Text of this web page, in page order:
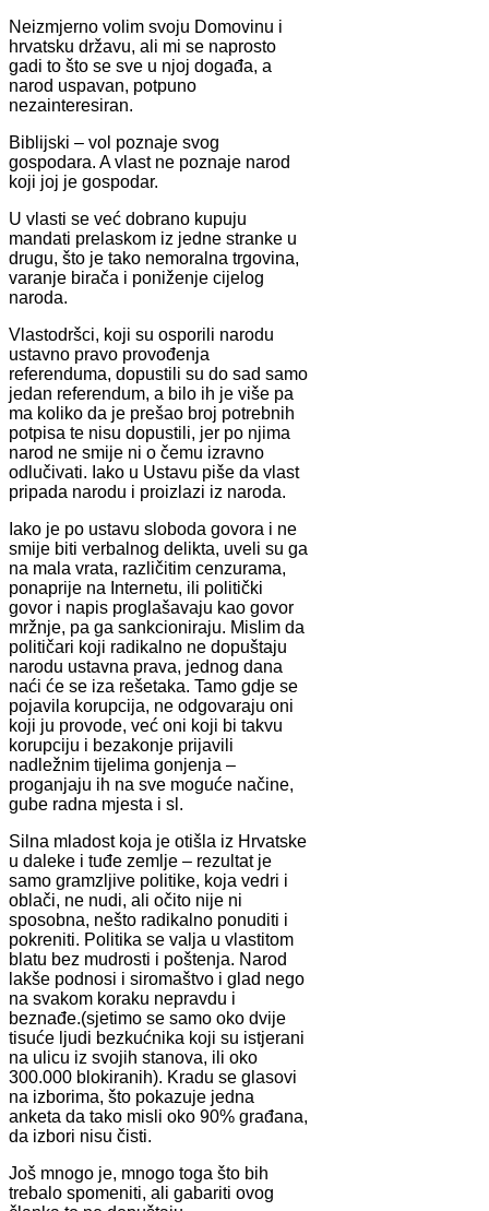
Neizmjerno volim svoju Domovinu i
hrvatsku državu, ali mi se naprosto
gadi to što se sve u njoj događa, a
narod uspavan, potpuno
nezainteresiran.
Biblijski – vol poznaje svog
gospodara. A vlast ne poznaje narod
koji joj je gospodar.
U vlasti se već dobrano kupuju
mandati prelaskom iz jedne stranke u
drugu, što je tako nemoralna trgovina,
varanje birača i poniženje cijelog
naroda.
Vlastodršci, koji su osporili narodu
ustavno pravo provođenja
referenduma, dopustili su do sad samo
jedan referendum, a bilo ih je više pa
ma koliko da je prešao broj potrebnih
potpisa te nisu dopustili, jer po njima
narod ne smije ni o čemu izravno
odlučivati. Iako u Ustavu piše da vlast
pripada narodu i proizlazi iz naroda.
Iako je po ustavu sloboda govora i ne
smije biti verbalnog delikta, uveli su ga
na mala vrata, različitim cenzurama,
ponaprije na Internetu, ili politički
govor i napis proglašavaju kao govor
mržnje, pa ga sankcioniraju. Mislim da
političari koji radikalno ne dopuštaju
narodu ustavna prava, jednog dana
naći će se iza rešetaka. Tamo gdje se
pojavila korupcija, ne odgovaraju oni
koji ju provode, već oni koji bi takvu
korupciju i bezakonje prijavili
nadležnim tijelima gonjenja –
proganjaju ih na sve moguće načine,
gube radna mjesta i sl.
Silna mladost koja je otišla iz Hrvatske
u daleke i tuđe zemlje – rezultat je
samo gramzljive politike, koja vedri i
oblači, ne nudi, ali očito nije ni
sposobna, nešto radikalno ponuditi i
pokreniti. Politika se valja u vlastitom
blatu bez mudrosti i poštenja. Narod
lakše podnosi i siromaštvo i glad nego
na svakom koraku nepravdu i
beznađe.(sjetimo se samo oko dvije
tisuće ljudi bezkućnika koji su istjerani
na ulicu iz svojih stanova, ili oko
300.000 blokiranih). Kradu se glasovi
na izborima, što pokazuje jedna
anketa da tako misli oko 90% građana,
da izbori nisu čisti.
Još mnogo je, mnogo toga što bih
trebalo spomeniti, ali gabariti ovog